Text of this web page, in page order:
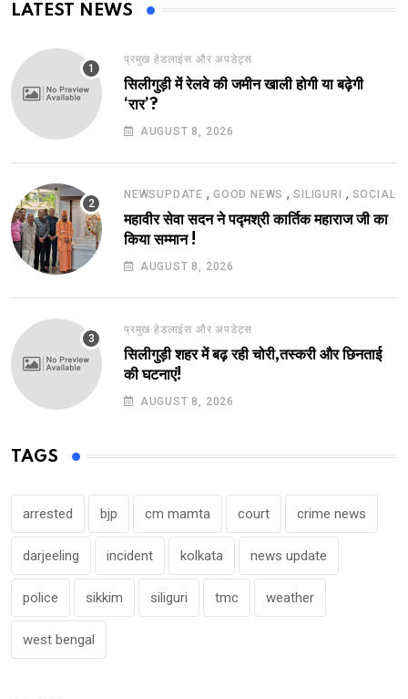
LATEST NEWS
प्रमुख हेडलाइंस और अपडेट्स
सिलीगुड़ी में रेलवे की जमीन खाली होगी या बढ़ेगी
‘रार’?
AUGUST 8, 2026
NEWSUPDATE , GOOD NEWS ,SILIGURI , SOCIAL
महावीर सेवा सदन ने पद्मश्री कार्तिक महाराज जी का
किया सम्मान !
AUGUST 8, 2026
प्रमुख हेडलाइंस और अपडेट्स
सिलीगुड़ी शहर में बढ़ रही चोरी,तस्करी और छिनताई
की घटनाएं!
AUGUST 8, 2026
TAGS
arrested bjp cm mamta court crime news
darjeeling incident kolkata news update
police sikkim siliguri tmc weather
west bengal